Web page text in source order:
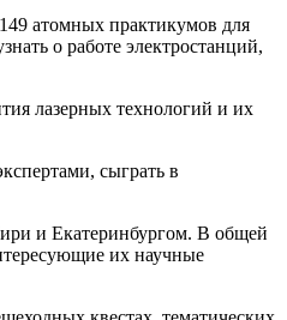
атомных практикумов для
о работе электростанций,
лазерных технологий и их
сыграть в
и Екатеринбургом. В общей
их научные